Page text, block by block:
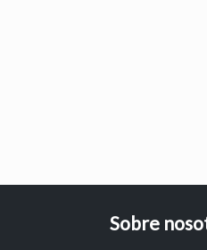
Sobre